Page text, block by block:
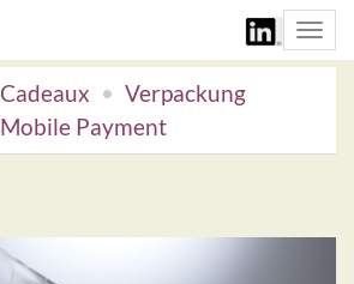
Cadeaux
Verpackung
Mobile Payment